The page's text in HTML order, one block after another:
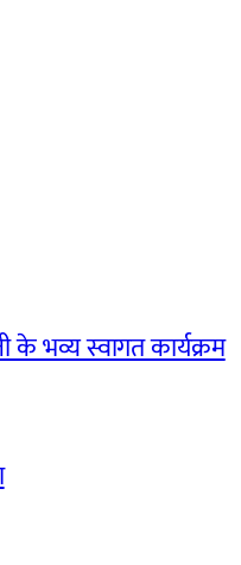
के भव्य स्वागत कार्यक्रम